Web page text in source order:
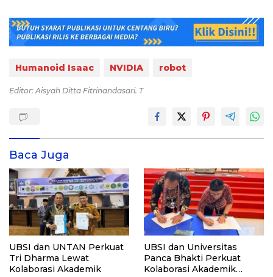
Humanoid Isaac NVIDIA robot
Editor: Aisyah Ditta Fitrinandasari. T
Baca Juga
UBSI dan UNTAN Perkuat
Tri Dharma Lewat
Kolaborasi Akademik
UBSI dan Universitas
Panca Bhakti Perkuat
Kolaborasi Akademik